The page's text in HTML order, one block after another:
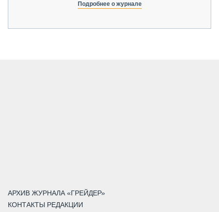
Подробнее о журнале
АРХИВ ЖУРНАЛА «ГРЕЙДЕР»
КОНТАКТЫ РЕДАКЦИИ